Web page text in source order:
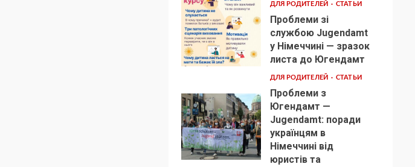
4
ДЛЯ РОДИТЕЛЕЙ СТАТЬИ
Проблеми зі
службою Jugendamt
у Німеччині — зразок
листа до Югендамт
5
ДЛЯ РОДИТЕЛЕЙ СТАТЬИ
Проблеми з
Югендамт —
Jugendamt: поради
українцям в
Німеччині від
юристів та